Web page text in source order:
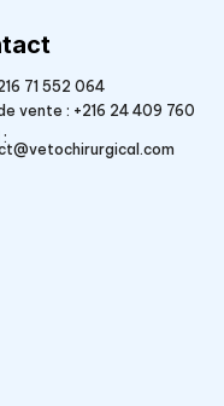
71 552 064
vente : +216 24 409 760